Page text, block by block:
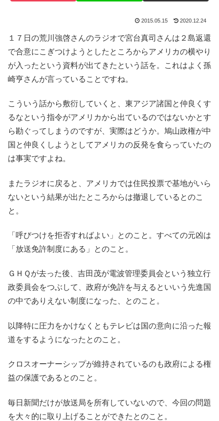
2015.05.15 2020.12.24
１７日の荒川強啓さんのラジオで宮台真司さんは２島返還
で合意にこぎつけようとしたところからアメリカの横やり
が入ったという資料が出てきたという話を。これはよく孫
崎亨さんが言っていることですね。
こういう話から敷衍していくと、東アジア諸国と仲良くす
るなという指令がアメリカから出ているのではないかとす
ら勘ぐってしまうのですが、実際はどうか。鳩山政権が中
国と仲良くしようとしてアメリカの反発を食らっていたの
は事実ですよね。
またラジオに戻ると、アメリカでは住民投票で基地がいら
ないという結果が出たところからは撤退しているとのこ
と。
「呼びつけを拒否すればよい」とのこと。すべての元凶は
「放送免許制度にある」とのこと。
ＧＨＱが去った後、吉田茂が電波管理委員会という独立行
政委員会をつぶして、政府が免許を与えるといいう先進国
の中でありえない制度になった、とのこと。
以降特に圧力をかけなくともテレビは国の意向に沿った報
道をするようになったとのこと。
クロスオーナーシップが維持されているのも政府による権
益の保護であるとのこと。
毎日新聞だけが放送局を所有していないので、今回の問題
を大々的に取り上げることができたとのこと。